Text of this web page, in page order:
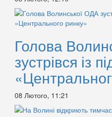
Голова
зустрівся із
08 Лютого, 11:21